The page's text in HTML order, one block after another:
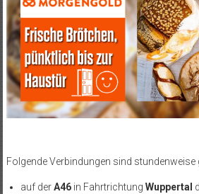
Folgende Verbindungen sind stundenweise
auf derA46in Fahrtrichtung Wuppertal